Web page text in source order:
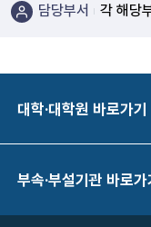
담당부서 각 해당
대학·대학원 바로가기
부속·부설기관 바로가